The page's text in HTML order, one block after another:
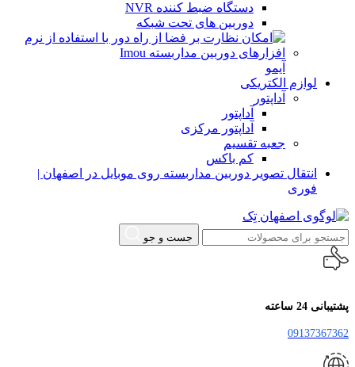
دستگاه ضبط کننده NVR
دوربین های تحت شبکه
آیمو
لوازم الکتریکی
آداپتور
آداپتور
آداپتور مرکزی
جعبه تقسیم
کم باکس
انتقال تصویر دوربین مداربسته روی موبایل در اصفهان |
فوری
جست و جو
پشتیبانی 24 ساعته
09137367362